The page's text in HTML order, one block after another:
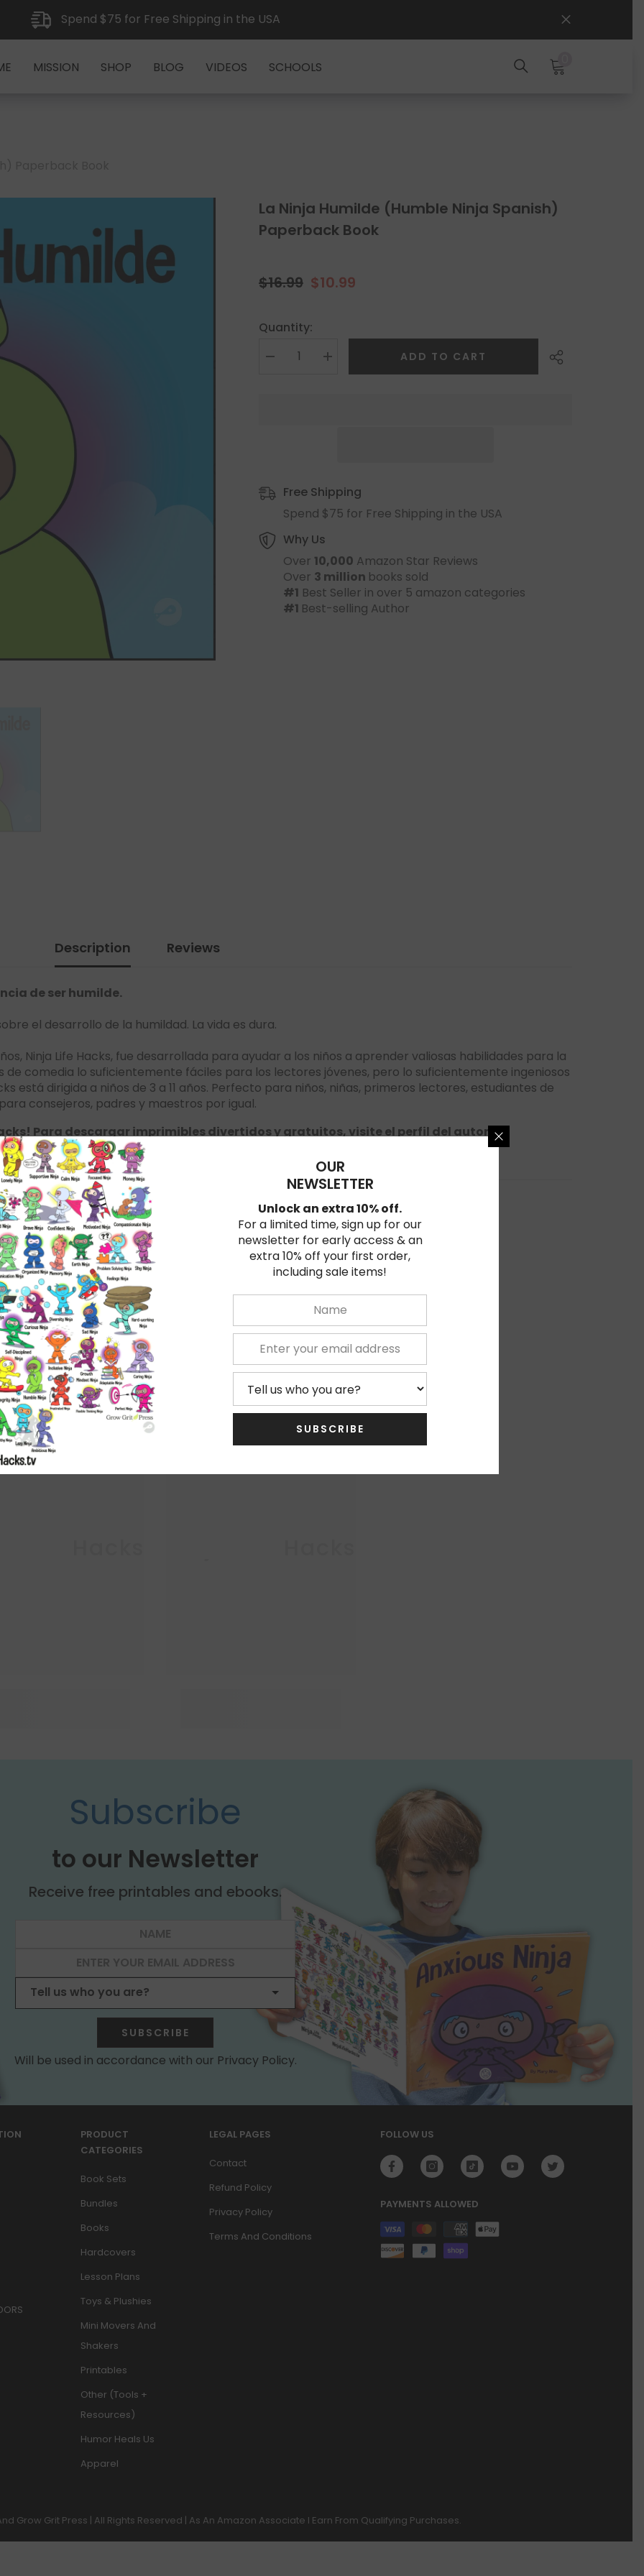
Spend $75 for Free Shipping in the USA
MISSION SHOP BLOG VIDEOS SCHOOLS
La Ninja Humilde (Humble Ninja Spanish)
Paperback Book
Regular
$16.99 Sale
$10.99
Quantity:
ADD TO CART
Free Shipping
Spend $75 for Free Shipping in the USA
Why Us
Over 10,000 Amazon Star Reviews
Over 3 million books sold
#1 Best Seller in over 5 amazon categories
#1 Best-selling Author
Description Reviews
de ser humilde.
el desarrollo de la humildad. La vida es dura.
Ninja Life Hacks, fue desarrollada para ayudar a los niños a aprender valiosas habilidades para la
de comedia lo suficientemente fáciles para los lectores jóvenes, pero lo suficientemente ingeniosos
está dirigida a niños de 3 a 11 años. Perfecto para niños, niñas, primeros lectores, estudiantes de
consejeros, padres y maestros por igual.
Para descargar imprimibles divertidos y gratuitos, visite el perfil del autor.
5★
4★
3★
2★
1★
Related Products
Subscribe
to our Newsletter
Receive free printables and ebooks.
SUBSCRIBE
Will be used in accordance with our Privacy Policy.
PRODUCT
CATEGORIES
Book Sets
Bundles
Books
Hardcovers
Lesson Plans
Toys & Plushies
Mini Movers And
Shakers
Printables
Other (Tools +
Resources)
Humor Heals Us
Apparel
LEGAL PAGES
Contact
Refund Policy
Privacy Policy
Terms And Conditions
FOLLOW US
PAYMENTS ALLOWED
Payment
methods
Grow Grit Press | All Rights Reserved | As An Amazon Associate I Earn From Qualifying Purchases.
OUR
NEWSLETTER
Unlock an extra 10% off.
For a limited time, sign up for our
newsletter for early access & an
extra 10% off your first order,
including sale items!
SUBSCRIBE